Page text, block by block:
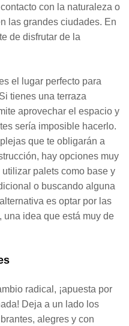
con la naturaleza o
las grandes ciudades. En
de disfrutar de la
el lugar perfecto para
tienes una terraza
aprovechar el espacio y
sería imposible hacerlo.
que te obligarán a
hay opciones muy
palets como base y
o buscando alguna
es optar por las
una idea que está muy de
radical, ¡apuesta por
Deja a un lado los
alegres y con